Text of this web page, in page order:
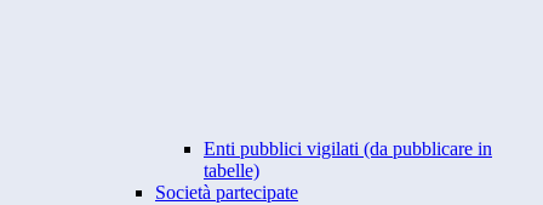
Enti pubblici vigilati (da pubblicare in
tabelle)
Società partecipate